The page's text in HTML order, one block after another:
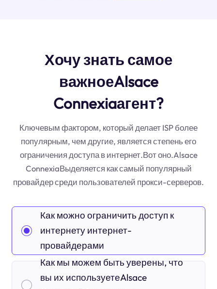
Хочу знать самое
важноеAlsace
Connexiaагент?
Ключевым фактором, который делает ISP более
популярным, чем другие, является степень его
ограничения доступа в интернет.Вот оно.Alsace
ConnexiaВыделяется как самый популярный
провайдер среди пользователей прокси-серверов.
Как можно ограничить доступ к
интернету интернет-
провайдерами
Как мы можем быть уверены, что
вы их используетеAlsace